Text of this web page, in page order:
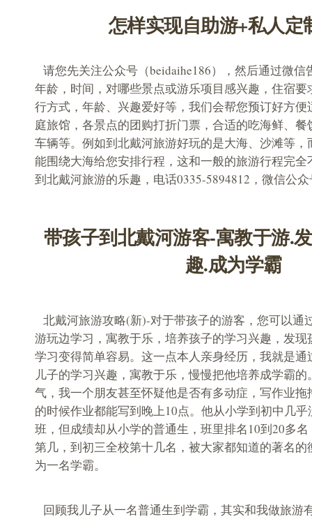
怎样实现自助游+私人定
请您先关注公众号（beidaihe186），然后通过微
年龄，时间，对哪些景点或游乐项目感兴趣，住宿
行方式，年龄、兴趣爱好等，我们会帮您预订好方
庭旅馆，各景点的团购打折门票，合适的吃海鲜、
车辆等。例如到北戴河旅游好玩的是大海、沙滩等
能围绕大海给您安排行程，这和一般的旅游行程完
到北戴河旅游的乐趣，电话0335-5894812，微信公众
带孩子到北戴河游客-寓教于游.
趣.成为学霸
北戴河旅游攻略(新)-对于带孩子的游客，您可以通
游玩边学习，寓教于乐，培养孩子的学习兴趣，发
学习变得简单容易。这一点本人亲身经历，我就是
儿子的学习兴趣，寓教于乐，慢慢把他培养成学霸
气，我一个朋友甚至怀疑他是否有多动症，写作业
的时候作业都能写到晚上10点。他从小学到初中几
班，但成绩却从小学的普通生，班里排名10到20多
第几，到初三全校第十几名，被大家都知道的著名
为一名学霸。
回顾我儿子从一名普通生到学霸，其实和我做旅游